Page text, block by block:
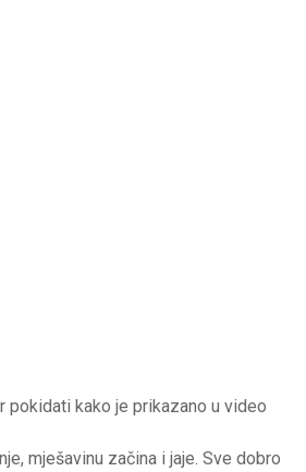
pokidati kako je prikazano u video
mješavinu začina i jaje. Sve dobro